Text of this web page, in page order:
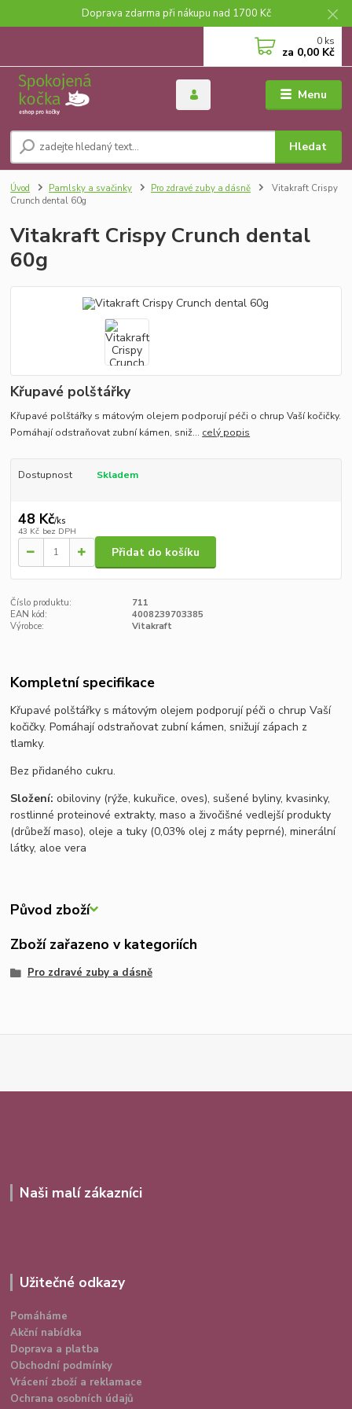
Doprava zdarma při nákupu nad 1700 Kč
Menu
Hledat
0 ks
za 0,00 Kč
Úvod Pamlsky a svačinky Pro zdravé zuby a dásně
Vitakraft Crispy
Crunch dental 60g
Vitakraft Crispy Crunch dental
60g
Křupavé polštářky
Křupavé polštářky s mátovým olejem podporují péči o chrup Vaší kočičky.
Pomáhají odstraňovat zubní kámen, sniž... celý popis
Dostupnost Skladem
48 Kč/ks
43 Kč bez DPH
Přidat do košíku
Číslo produktu:
711
EAN kód:
4008239703385
Výrobce:
Vitakraft
Kompletní specifikace
Křupavé polštářky s mátovým olejem podporují péči o chrup Vaší
kočičky. Pomáhají odstraňovat zubní kámen, snižují zápach z
tlamky.
Bez přidaného cukru.
Složení: obiloviny (rýže, kukuřice, oves), sušené byliny, kvasinky,
rostlinné proteinové extrakty, maso a živočišné vedlejší produkty
(drůbeží maso), oleje a tuky (0,03% olej z máty peprné), minerální
látky, aloe vera
Původ zboží
Zboží zařazeno v kategoriích
Pro zdravé zuby a dásně
Naši malí zákazníci
Užitečné odkazy
Pomáháme
Akční nabídka
Doprava a platba
Obchodní podmínky
Vrácení zboží a reklamace
Ochrana osobních údajů